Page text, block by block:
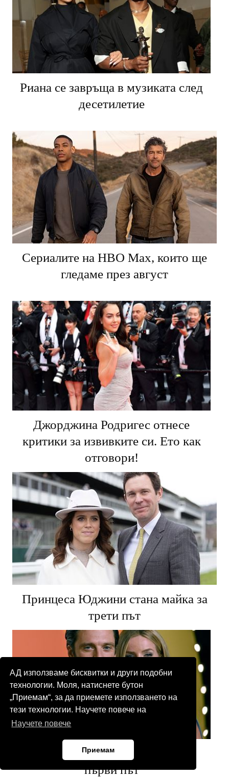
АД използваме бисквитки и други подобни
технологии. Моля, натиснете бутон
„Приемам“, за да приемете използването на
тези технологии. Научете повече на
Научете повече
Приемам
Риана се завръща в музиката след
десетилетие
Сериалите на HBO Max, които ще
гледаме през август
Джорджина Родригес отнесе
критики за извивките си. Ето как
отговори!
Принцеса Юджини стана майка за
трети път
Себастиан Стан стана баща за
първи път